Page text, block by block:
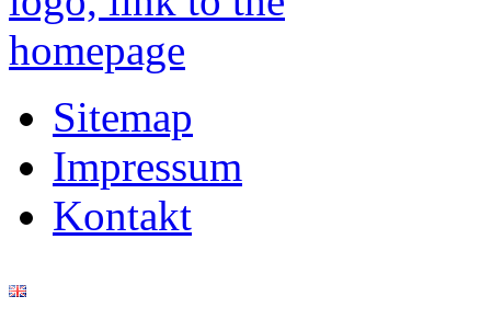
Sitemap
Impressum
Kontakt